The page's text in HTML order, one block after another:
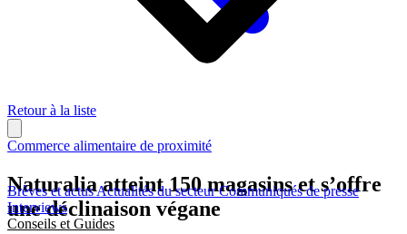
Brèves et actusActualités du secteurCommuniqués de presse
Interviews
Conseils et Guides
Retour à la liste
Commerce alimentaire de proximité
Naturalia atteint 150 magasins et s’offre
une déclinaison végane